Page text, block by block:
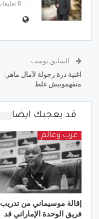
0 تعليقات
السابق بوست
اغنية ذرة رجولة لآمال ماهر:
متفهمونيش غلط
قد يعجبك ايضا
عرب وعالم
إقالة موسيماني من تدريب
فريق الوحدة الإماراتي قد